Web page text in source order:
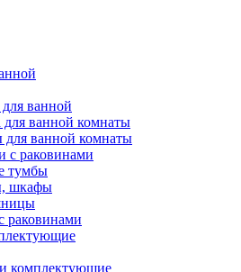
ванной
для ванной комнаты
ванной комнаты
с раковинами
тумбы
шкафы
раковинами
комплектующие